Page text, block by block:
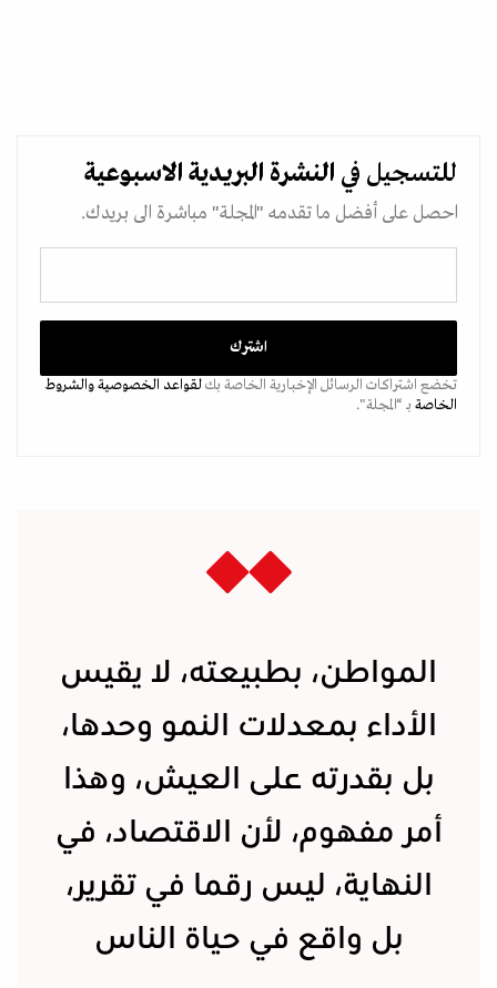
للتسجيل في النشرة البريدية الاسبوعية
احصل على أفضل ما تقدمه "المجلة" مباشرة الى بريدك.
تخضع اشتراكات الرسائل الإخبارية الخاصة بكلقواعد الخصوصيةوالشروط
الخاصة بـ “المجلة".
المواطن، بطبيعته، لا يقيس
الأداء بمعدلات النمو وحدها،
بل بقدرته على العيش، وهذا
أمر مفهوم، لأن الاقتصاد، في
النهاية، ليس رقما في تقرير،
بل واقع في حياة الناس